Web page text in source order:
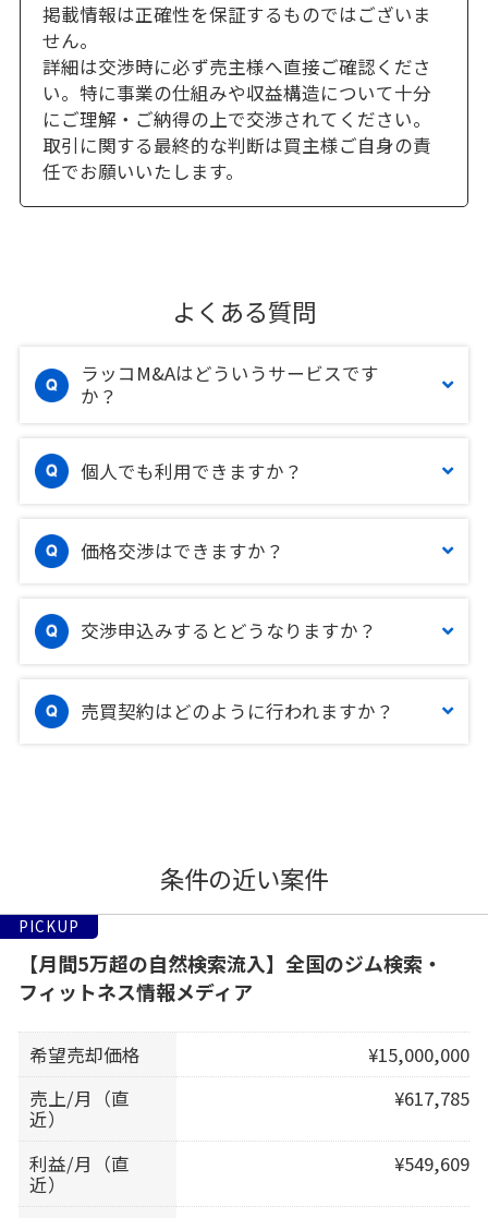
掲載情報は正確性を保証するものではございま
せん。
詳細は交渉時に必ず売主様へ直接ご確認くださ
い。特に事業の仕組みや収益構造について十分
にご理解・ご納得の上で交渉されてください。
取引に関する最終的な判断は買主様ご自身の責
任でお願いいたします。
よくある質問
ラッコM&Aはどういうサービスです
か？
個人でも利用できますか？
価格交渉はできますか？
交渉申込みするとどうなりますか？
売買契約はどのように行われますか？
条件の近い案件
PICKUP
【月間5万超の自然検索流入】全国のジム検索・
フィットネス情報メディア
希望売却価格
¥15,000,000
売上/月（直
近）
¥617,785
利益/月（直
近）
¥549,609